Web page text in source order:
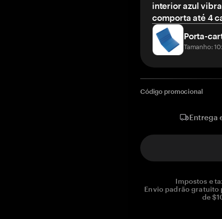
interior azul
comporta até 4
Porta-
Tamanho:
Código promocional
Entrega
Impostos e
Envio padrão gratuito
de